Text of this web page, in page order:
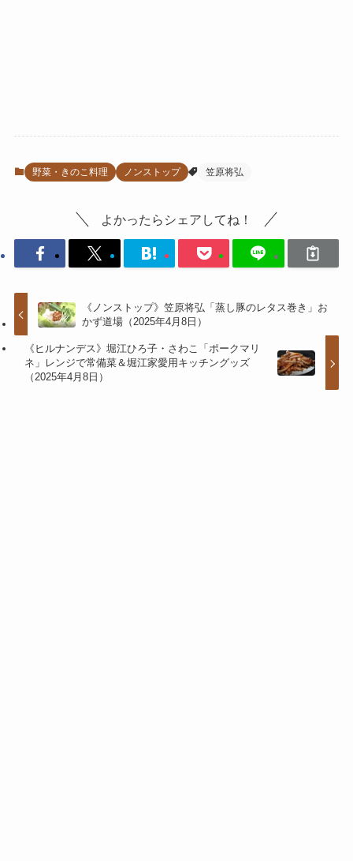
野菜・きのこ料理 ノンストップ 笠原将弘
よかったらシェアしてね！
《ノンストップ》笠原将弘「蒸し豚のレタス巻き」お
かず道場（2025年4月8日）
《ヒルナンデス》堀江ひろ子・さわこ「ポークマリ
ネ」レンジで常備菜＆堀江家愛用キッチングッズ
（2025年4月8日）